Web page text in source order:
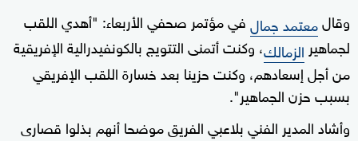
وقالمعتمد جمالفي مؤتمر صحفي الأربعاء: "أهدي اللقب
لجماهير الزمالك، وكنت أتمنى التتويج بالكونفيدرالية الإفريقية
من أجل إسعادهم، وكنت حزينا بعد خسارة اللقب الإفريقي
بسبب حزن الجماهير".
وأشاد المدير الفني بلاعبي الفريق موضحا أنهم بذلوا قصارى